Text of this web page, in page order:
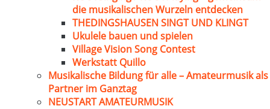
die musikalischen Wurzeln entdecken
THEDINGSHAUSEN SINGT UND KLINGT
Ukulele bauen und spielen
Village Vision Song Contest
Werkstatt Quillo
Musikalische Bildung für alle – Amateurmusik als
Partner im Ganztag
NEUSTART AMATEURMUSIK